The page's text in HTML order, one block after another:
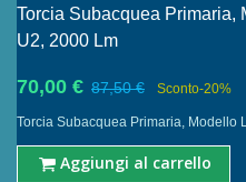
Torcia Subacquea Primaria,
U2, 2000 Lm
70,00 € 87,50 € Sconto-20%
Torcia Subacquea Primaria, Modello
Aggiungi al carrello